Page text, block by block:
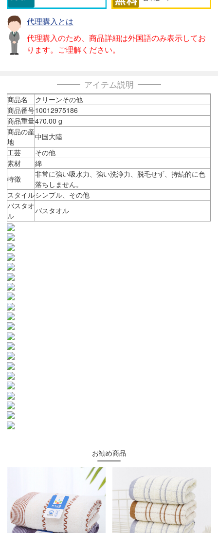
代理購入とは
代理購入のため、商品詳細は外国語のみ表示してお
ります。ご理解ください。
アイテム説明
商品名
クリーンその他
商品番号10012975186
商品重量470.00 g
商品の産
地
中国大陸
工芸
その他
素材
綿
特徴
非常に強い吸水力、強い洗浄力、脱毛せず、持続的に色
落ちしません。
スタイルシンプル、その他
バスタオ
ル
バスタオル
お勧め商品